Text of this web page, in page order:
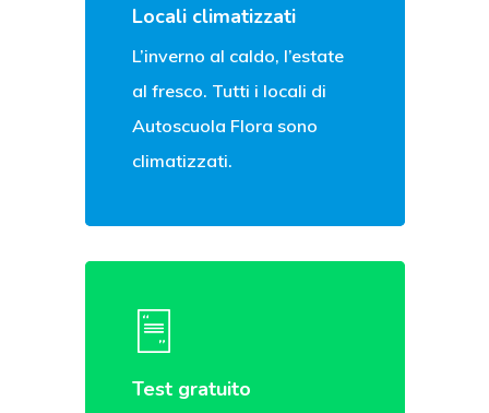
Locali climatizzati
L’inverno al caldo, l’estate
al fresco. Tutti i locali di
Autoscuola Flora sono
climatizzati.
Test gratuito